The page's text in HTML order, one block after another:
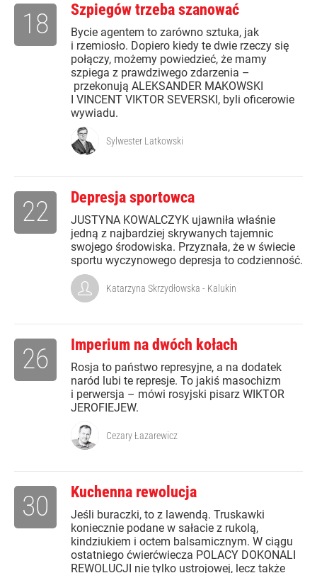
Szpiegów trzeba szanować
Bycie agentem to zarówno sztuka, jak
i rzemiosło. Dopiero kiedy te dwie rzeczy się
połączy, możemy powiedzieć, że mamy
szpiega z prawdziwego zdarzenia –
przekonują ALEKSANDER MAKOWSKI
I VINCENT VIKTOR SEVERSKI, byli oficerowie
wywiadu.
18
Sylwester Latkowski
Depresja sportowca
JUSTYNA KOWALCZYK ujawniła właśnie
jedną z najbardziej skrywanych tajemnic
swojego środowiska. Przyznała, że w świecie
sportu wyczynowego depresja to codzienność.
22
Katarzyna Skrzydłowska - Kalukin
Imperium na dwóch kołach
Rosja to państwo represyjne, a na dodatek
naród lubi te represje. To jakiś masochizm
i perwersja – mówi rosyjski pisarz WIKTOR
JEROFIEJEW.
26
Cezary Łazarewicz
Kuchenna rewolucja
Jeśli buraczki, to z lawendą. Truskawki
koniecznie podane w sałacie z rukolą,
kindziukiem i octem balsamicznym. W ciągu
ostatniego ćwierćwiecza POLACY DOKONALI
REWOLUCJI nie tylko ustrojowej, lecz także
30